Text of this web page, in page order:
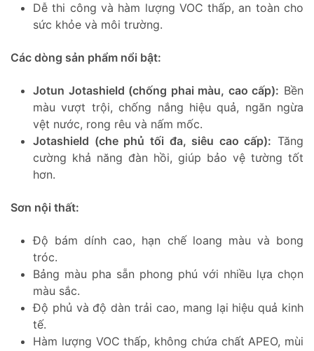
Dễ thi công và hàm lượng VOC thấp, an toàn cho
sức khỏe và môi trường.
Các dòng sản phẩm nổi bật:
Jotun Jotashield (chống phai màu, cao cấp): Bền
màu vượt trội, chống nắng hiệu quả, ngăn ngừa
vệt nước, rong rêu và nấm mốc.
Jotashield (che phủ tối đa, siêu cao cấp): Tăng
cường khả năng đàn hồi, giúp bảo vệ tường tốt
hơn.
Sơn nội thất:
Độ bám dính cao, hạn chế loang màu và bong
tróc.
Bảng màu pha sẵn phong phú với nhiều lựa chọn
màu sắc.
Độ phủ và độ dàn trải cao, mang lại hiệu quả kinh
tế.
Hàm lượng VOC thấp, không chứa chất APEO, mùi